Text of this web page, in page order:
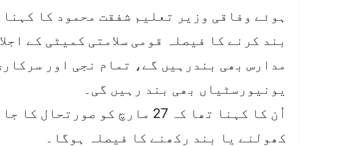
ہوئے وفاقی وزیر تعلیم شفقت محمود کا
بند کرنے کا فیصلہ قومی سلامتی کمیٹی کے
مدارس بھی بندرہیں گے، تمام نجی اور
یونیورسٹیاں بھی بند رہیں گی۔
اُن کا کہنا تھا کہ 27 مارچ کو
کھولنے یا بند رکھنے کا فیصلہ ہوگا۔